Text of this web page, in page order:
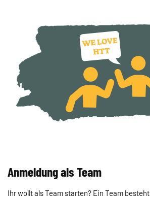
Anmeldung als Team
Ihr wollt als Team starten? Ein Team besteht